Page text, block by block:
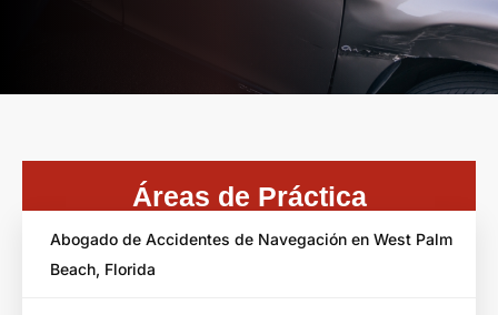
Áreas de Práctica
Abogado de Accidentes de Navegación en West Palm
Beach, Florida